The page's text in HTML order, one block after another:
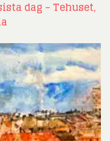
dag – Tehuset,